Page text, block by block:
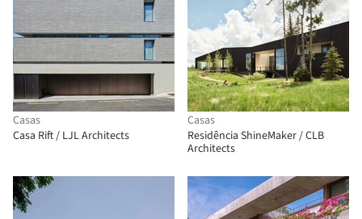
Casas
Casa Rift / LJL Architects
Casas
Residência ShineMaker / CLB
Architects